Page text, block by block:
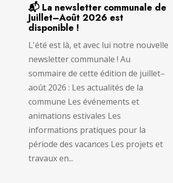
📬 La newsletter communale de
Juillet–Août 2026 est
disponible !
L'été est là, et avec lui notre nouvelle
newsletter communale ! Au
sommaire de cette édition de juillet–
août 2026 : Les actualités de la
commune Les événements et
animations estivales Les
informations pratiques pour la
période des vacances Les projets et
travaux en...